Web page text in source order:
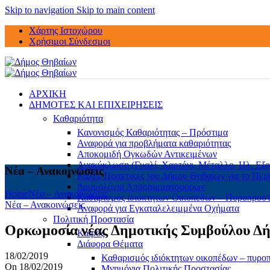
Skip to navigation Skip to main content
Χάρτης Ιστοχώρου
Χρήσιμοι Σύνδεσμοι
ΑΡΧΙΚΗ
ΔΗΜΟΤΕΣ ΚΑΙ ΕΠΙΧΕΙΡΗΣΕΙΣ
Καθαριότητα
Κανονισμός Καθαριότητας – Πρόστιμα
Αναφορά για προβλήματα καθαριότητας
Αποκομιδή Ογκωδών Αντικειμένων
Ανακύκλωση (Γυαλί, Χαρτόνι, Μέταλλο, Ηλ.
Καλές Πρακτικές του Δήμου Θηβαίων για το
Δρομολόγια Απορριμματοφόρων
Καθαρισμός ιδιόκτητων Οικοπέδων –
Αναφορά για Εγκαταλελειμμένα Οχήματα
Πολιτική Προστασία
Καιρός
Διάφορα Θέματα
Καθαρισμός ιδιόκτητων οικοπέδων –
Νέα – Ανακοινώσεις
HomeΝέα – Ανακοινώσεις
Νέα – Ανακοινώσεις
Ορκωμοσία νέας Δημοτικής Συμβούλου
18/02/2019
On 18/02/2019